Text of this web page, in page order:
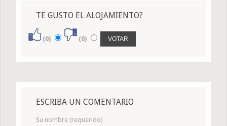
TE GUSTO EL ALOJAMIENTO?
(0) (0)
ESCRIBA UN COMENTARIO
Su nombre (requerido)